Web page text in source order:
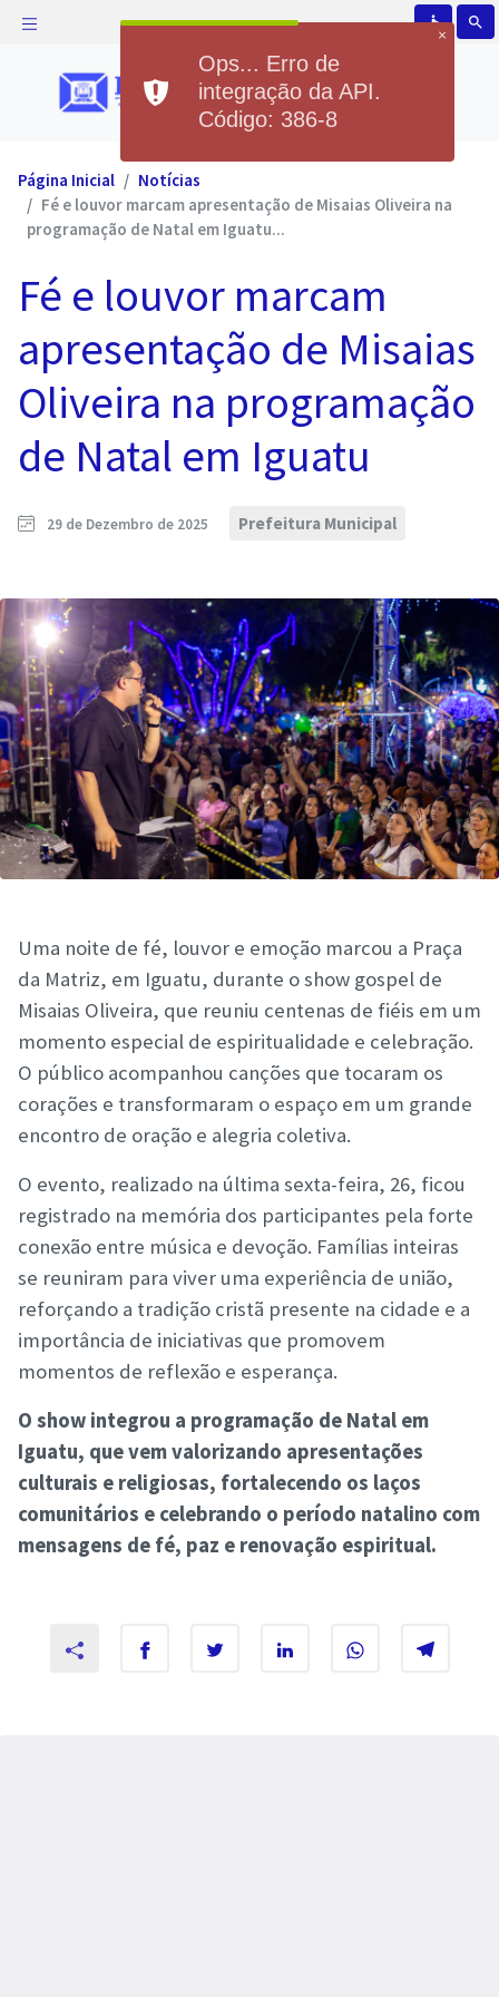
accessible search
Página Inicial
Notícias
Fé e louvor marcam apresentação de Misaias Oliveira na
programação de Natal em Iguatu...
Fé e louvor marcam
apresentação de Misaias
Oliveira na programação
de Natal em Iguatu
29 de Dezembro de 2025 Prefeitura Municipal
Uma noite de fé, louvor e emoção marcou a Praça
da Matriz, em Iguatu, durante o show gospel de
Misaias Oliveira, que reuniu centenas de fiéis em um
momento especial de espiritualidade e celebração.
O público acompanhou canções que tocaram os
corações e transformaram o espaço em um grande
encontro de oração e alegria coletiva.
O evento, realizado na última sexta-feira, 26, ficou
registrado na memória dos participantes pela forte
conexão entre música e devoção. Famílias inteiras
se reuniram para viver uma experiência de união,
reforçando a tradição cristã presente na cidade e a
importância de iniciativas que promovem
momentos de reflexão e esperança.
O show integrou a programação de Natal em
Iguatu, que vem valorizando apresentações
culturais e religiosas, fortalecendo os laços
comunitários e celebrando o período natalino com
mensagens de fé, paz e renovação espiritual.
×
Ops... Erro de
integração da API.
Código: 386-8